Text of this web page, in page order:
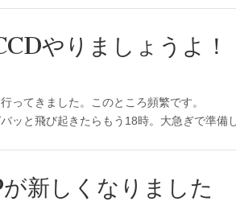
やりましょうよ！
ってきました。このところ頻繁です。
ッと飛び起きたらもう18時。大急ぎで準備
新しくなりました